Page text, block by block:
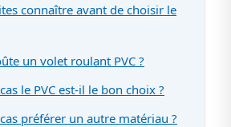
connaître avant de choisir le
un volet roulant PVC ?
le PVC est-il le bon choix ?
préférer un autre matériau ?